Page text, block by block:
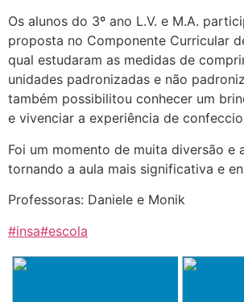
Os alunos do 3º ano L.V. e M.A.
proposta no Componente Curricular
qual estudaram as medidas de
unidades padronizadas e não
também possibilitou conhecer um
e vivenciar a experiência de
Foi um momento de muita diversão e
tornando a aula mais significativa e
Professoras: Daniele e Monik
#insa#escola